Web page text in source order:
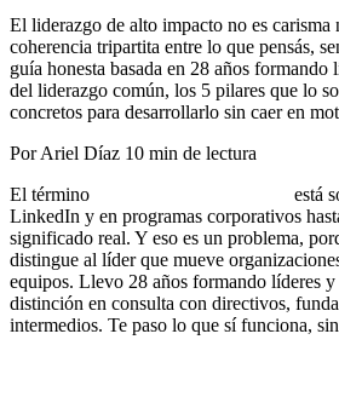
El liderazgo de alto impacto no es
coherencia tripartita entre lo que pensás,
guía honesta basada en 28 años formando
del liderazgo común, los 5 pilares que lo
concretos para desarrollarlo sin caer en
Por Ariel Díaz 10 min de lectura
El término
está
LinkedIn y en programas corporativos
significado real. Y eso es un problema,
distingue al líder que mueve
equipos. Llevo 28 años formando líderes y
distinción en consulta con directivos,
intermedios. Te paso lo que sí funciona,